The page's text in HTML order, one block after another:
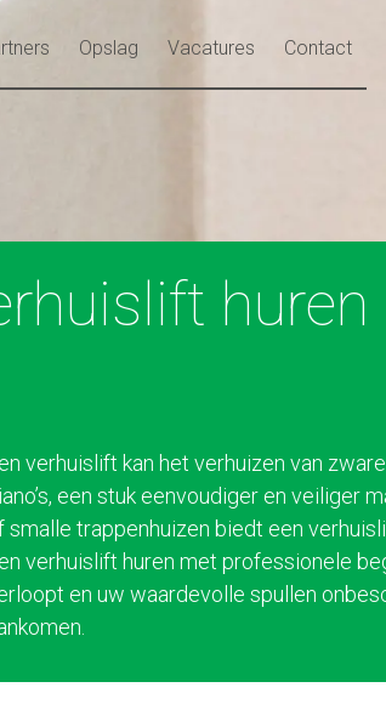
Opslag Vacatures Contact
huren
verhuislift kan het verhuizen van
een stuk eenvoudiger en veiliger
smalle trappenhuizen biedt een
verhuislift huren met professionele
en uw waardevolle spullen